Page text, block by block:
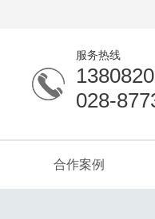
服务热线
028-
合作案例